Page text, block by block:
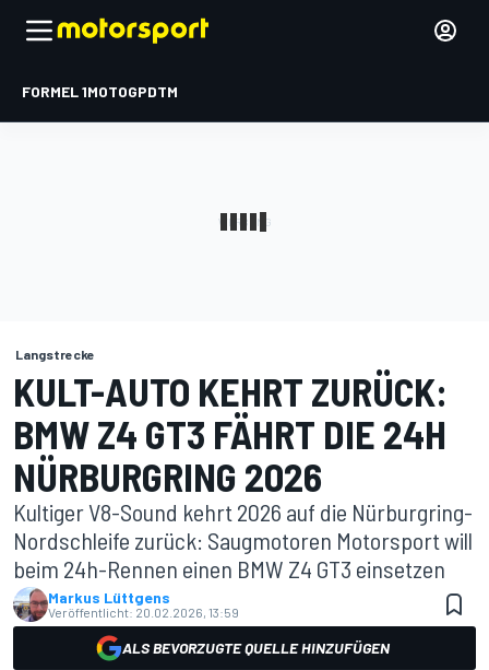
FORMEL 1MOTOGPDTM
Langstrecke
KULT-AUTO KEHRT ZURÜCK:
BMW Z4 GT3 FÄHRT DIE 24H
NÜRBURGRING 2026
Kultiger V8-Sound kehrt 2026 auf die Nürburgring-
Nordschleife zurück: Saugmotoren Motorsport will
beim 24h-Rennen einen BMW Z4 GT3 einsetzen
Markus Lüttgens
Veröffentlicht: 20.02.2026, 13:59
ALS BEVORZUGTE QUELLE HINZUFÜGEN